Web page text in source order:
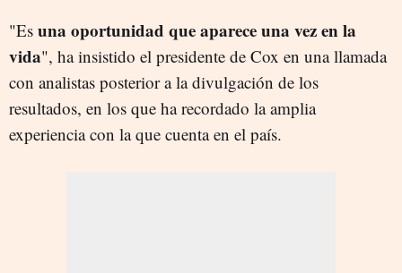
"Es una oportunidad que aparece una vez en la
vida", ha insistido el presidente de Cox en una llamada
con analistas posterior a la divulgación de los
resultados, en los que ha recordado la amplia
experiencia con la que cuenta en el país.